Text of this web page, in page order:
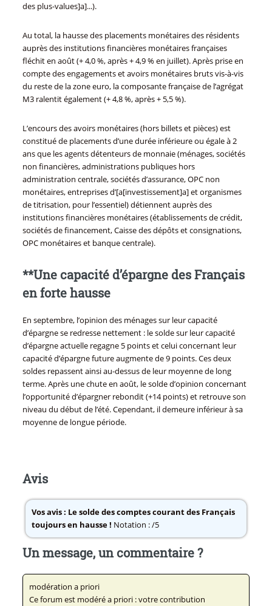
des plus-values]a]...).
Au total, la hausse des placements monétaires des résidents
auprès des institutions financières monétaires françaises
fléchit en août (+ 4,0 %, après + 4,9 % en juillet). Après prise en
compte des engagements et avoirs monétaires bruts vis-à-vis
du reste de la zone euro, la composante française de l’agrégat
M3 ralentit également (+ 4,8 %, après + 5,5 %).
L’encours des avoirs monétaires (hors billets et pièces) est
constitué de placements d’une durée inférieure ou égale à 2
ans que les agents détenteurs de monnaie (ménages, sociétés
non financières, administrations publiques hors
administration centrale, sociétés d’assurance, OPC non
monétaires, entreprises d’[a[investissement]a] et organismes
de titrisation, pour l’essentiel) détiennent auprès des
institutions financières monétaires (établissements de crédit,
sociétés de financement, Caisse des dépôts et consignations,
OPC monétaires et banque centrale).
**Une capacité d’épargne des Français
en forte hausse
En septembre, l’opinion des ménages sur leur capacité
d’épargne se redresse nettement : le solde sur leur capacité
d’épargne actuelle regagne 5 points et celui concernant leur
capacité d’épargne future augmente de 9 points. Ces deux
soldes repassent ainsi au-dessus de leur moyenne de long
terme. Après une chute en août, le solde d’opinion concernant
l’opportunité d’épargner rebondit (+14 points) et retrouve son
niveau du début de l’été. Cependant, il demeure inférieur à sa
moyenne de longue période.
Avis
Vos avis : Le solde des comptes courant des Français
toujours en hausse ! Notation : /5
Un message, un commentaire ?
modération a priori
Ce forum est modéré a priori : votre contribution